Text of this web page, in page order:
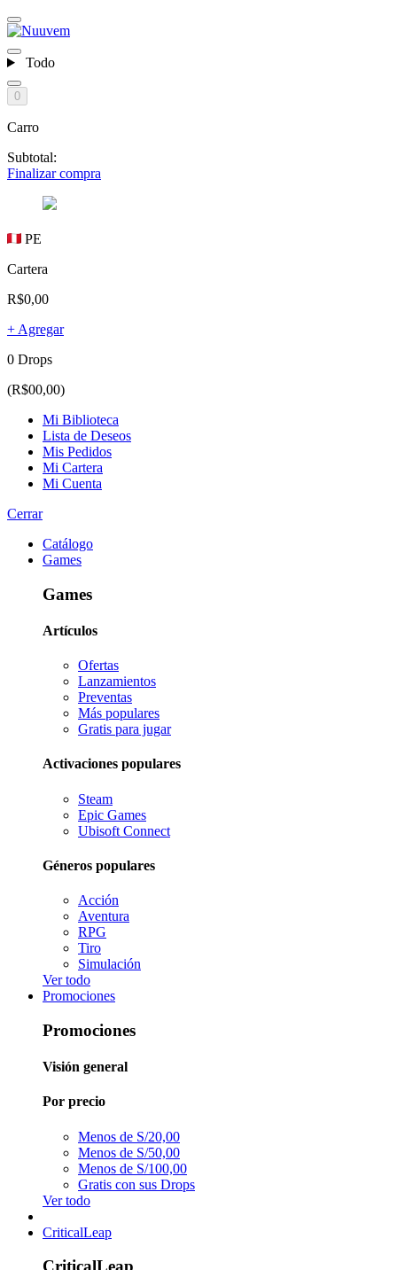
Todo
0
Carro
Subtotal:
Finalizar compra
PE
Cartera
R$0,00
+ Agregar
0 Drops
(R$00,00)
Mi Biblioteca
Lista de Deseos
Mis Pedidos
Mi Cartera
Mi Cuenta
Cerrar
Catálogo
Games
Games
Artículos
Ofertas
Lanzamientos
Preventas
Más populares
Gratis para jugar
Activaciones populares
Steam
Epic Games
Ubisoft Connect
Géneros populares
Acción
Aventura
RPG
Tiro
Simulación
Ver todo
Promociones
Promociones
Visión general
Por precio
Menos de S/20,00
Menos de S/50,00
Menos de S/100,00
Gratis con sus Drops
Ver todo
CriticalLeap